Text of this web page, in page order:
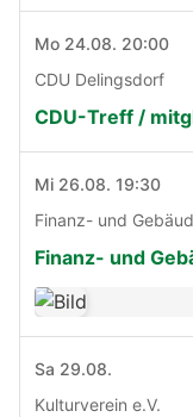
Mo 24.08. 20:00
CDU Delingsdorf
CDU-Treff /
Mi 26.08. 19:30
Finanz- und
Finanz- und
Sa 29.08.
Kulturverein e.V.